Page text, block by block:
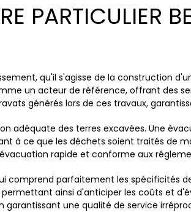
PARTICULIER
qu'il s'agisse de la construction
un acteur de référence, offrant des
générés lors de ces travaux,
adéquate des terres excavées. Une
ce que les déchets soient traités de
rapide et conforme aux
comprend parfaitement les spécificités
ainsi d'anticiper les coûts et
une qualité de service